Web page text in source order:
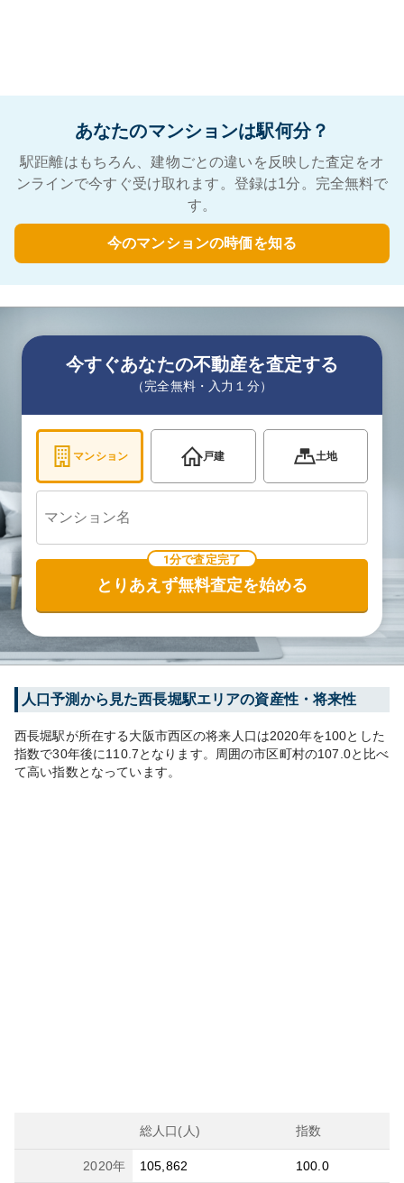
あなたのマンションは駅何分？
駅距離はもちろん、建物ごとの違いを反映した査定をオ
ンラインで今すぐ受け取れます。登録は1分。完全無料で
す。
今のマンションの時価を知る
今すぐあなたの不動産を査定する
（完全無料・入力１分）
マンション 戸建 土地
1分で査定完了
とりあえず無料査定を始める
人口予測から見た西長堀駅エリアの資産性・将来性
西長堀駅が所在する大阪市西区の将来人口は2020年を100とした
指数で30年後に110.7となります。 周囲の市区町村の107.0と比べ
て高い指数となっています。
総人口(人) 指数
2020年 105,862 100.0